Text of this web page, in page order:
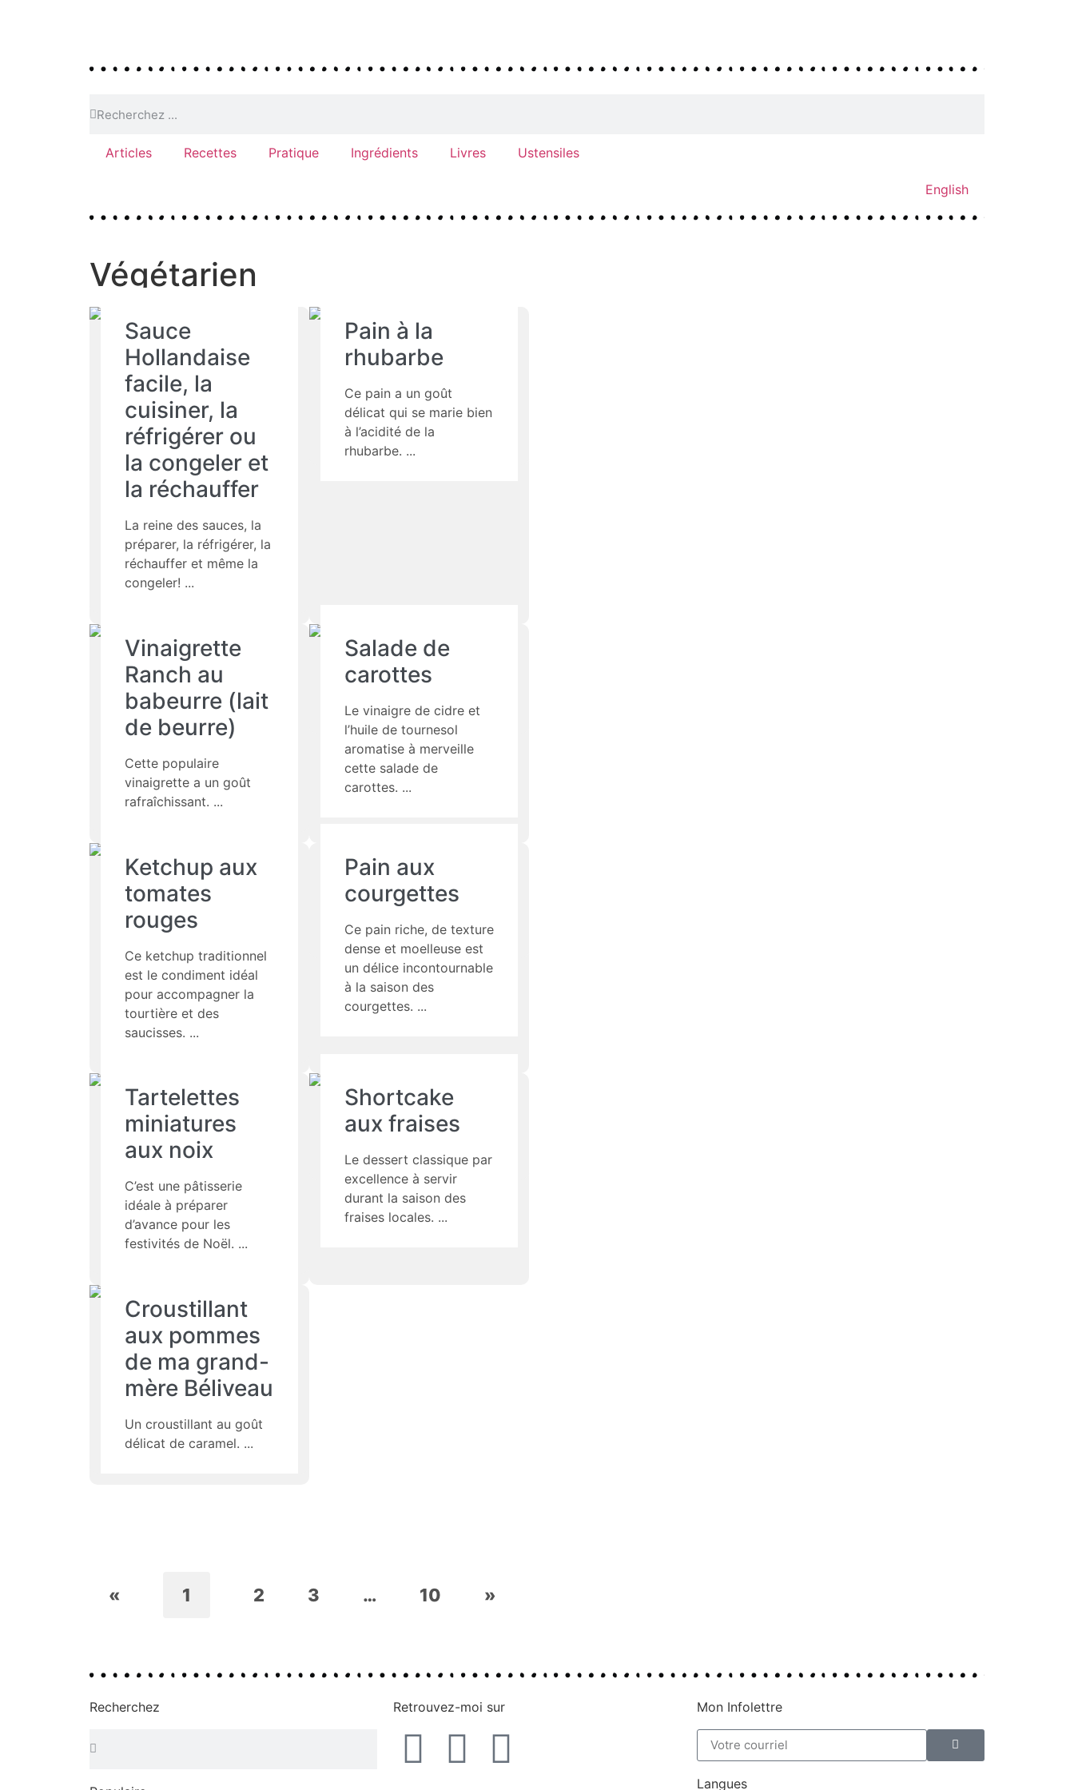
Articles Recettes Pratique Ingrédients Livres Ustensiles
English
Végétarien
Sauce
Hollandaise
facile, la
cuisiner, la
réfrigérer ou
la congeler et
la réchauffer
La reine des sauces, la
préparer, la réfrigérer, la
réchauffer et même la
congeler!
Pain à la
rhubarbe
Ce pain a un goût
délicat qui se marie bien
à l’acidité de la
rhubarbe.
Vinaigrette
Ranch au
babeurre (lait
de beurre)
Cette populaire
vinaigrette a un goût
rafraîchissant.
Salade de
carottes
Le vinaigre de cidre et
l’huile de tournesol
aromatise à merveille
cette salade de
carottes.
Ketchup aux
tomates
rouges
Ce ketchup traditionnel
est le condiment idéal
pour accompagner la
tourtière et des
saucisses.
Pain aux
courgettes
Ce pain riche, de texture
dense et moelleuse est
un délice incontournable
à la saison des
courgettes.
Tartelettes
miniatures
aux noix
C’est une pâtisserie
idéale à préparer
d’avance pour les
festivités de Noël.
Shortcake
aux fraises
Le dessert classique par
excellence à servir
durant la saison des
fraises locales.
Croustillant
aux pommes
de ma grand-
mère Béliveau
Un croustillant au goût
délicat de caramel.
« 1 2 3 … 10 »
Recherchez Retrouvez-moi sur Mon Infolettre
Langues